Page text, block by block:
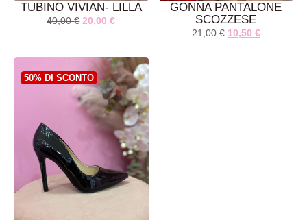
TUBINO VIVIAN- LILLA
40,00€ 20,00€
AGGIUNGI AL
CARRELLO
GONNA PANTALONE
SCOZZESE
21,00€ 10,50 €
50% DI SCONTO